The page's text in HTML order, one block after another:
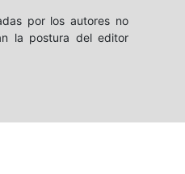
por los autores no
la postura del editor